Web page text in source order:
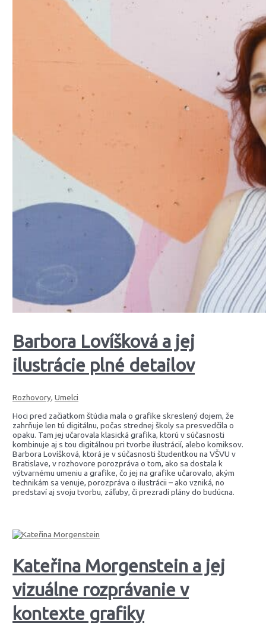
Barbora Lovíšková a jej
ilustrácie plné detailov
Rozhovory,Umelci
Hoci pred začiatkom štúdia mala o grafike skreslený dojem, že
zahrňuje len tú digitálnu, počas strednej školy sa presvedčila o
opaku. Tam jej učarovala klasická grafika, ktorú v súčasnosti
kombinuje aj s tou digitálnou pri tvorbe ilustrácií, alebo komiksov.
Barbora Lovíšková, ktorá je v súčasnosti študentkou na VŠVU v
Bratislave, v rozhovore porozpráva o tom, ako sa dostala k
výtvarnému umeniu a grafike, čo jej na grafike učarovalo, akým
technikám sa venuje, porozpráva o ilustrácii – ako vzniká, no
predstaví aj svoju tvorbu, záľuby, či prezradí plány do budúcna.
Kateřina Morgenstein a jej
vizuálne rozprávanie v
kontexte grafiky